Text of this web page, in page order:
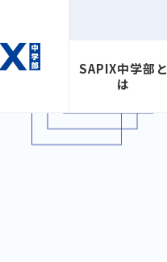
SAPIX中学部と
は